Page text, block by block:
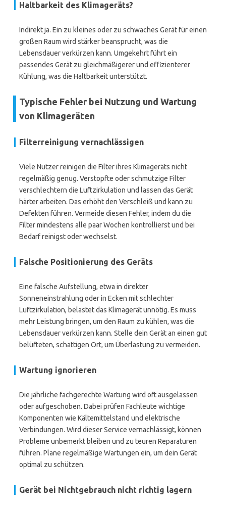
Haltbarkeit des Klimageräts?
Indirekt ja. Ein zu kleines oder zu schwaches Gerät für einen
großen Raum wird stärker beansprucht, was die
Lebensdauer verkürzen kann. Umgekehrt führt ein
passendes Gerät zu gleichmäßigerer und effizienterer
Kühlung, was die Haltbarkeit unterstützt.
Typische Fehler bei Nutzung und Wartung
von Klimageräten
Filterreinigung vernachlässigen
Viele Nutzer reinigen die Filter ihres Klimageräts nicht
regelmäßig genug. Verstopfte oder schmutzige Filter
verschlechtern die Luftzirkulation und lassen das Gerät
härter arbeiten. Das erhöht den Verschleiß und kann zu
Defekten führen. Vermeide diesen Fehler, indem du die
Filter mindestens alle paar Wochen kontrollierst und bei
Bedarf reinigst oder wechselst.
Falsche Positionierung des Geräts
Eine falsche Aufstellung, etwa in direkter
Sonneneinstrahlung oder in Ecken mit schlechter
Luftzirkulation, belastet das Klimagerät unnötig. Es muss
mehr Leistung bringen, um den Raum zu kühlen, was die
Lebensdauer verkürzen kann. Stelle dein Gerät an einen gut
belüfteten, schattigen Ort, um Überlastung zu vermeiden.
Wartung ignorieren
Die jährliche fachgerechte Wartung wird oft ausgelassen
oder aufgeschoben. Dabei prüfen Fachleute wichtige
Komponenten wie Kältemittelstand und elektrische
Verbindungen. Wird dieser Service vernachlässigt, können
Probleme unbemerkt bleiben und zu teuren Reparaturen
führen. Plane regelmäßige Wartungen ein, um dein Gerät
optimal zu schützen.
Gerät bei Nichtgebrauch nicht richtig lagern